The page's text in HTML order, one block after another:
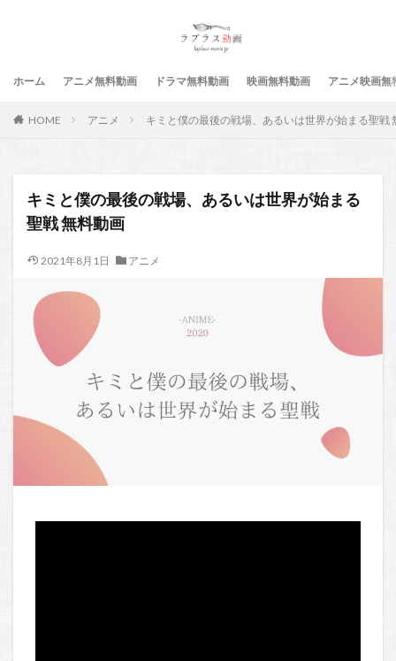
ホーム アニメ無料動画 ドラマ無料動画 映画無料動画 アニメ映画無
HOME アニメ キミと僕の最後の戦場、あるいは世界が始まる聖戦
キミと僕の最後の戦場、あるいは世界が始まる
聖戦 無料動画
2021年8月1日 アニメ